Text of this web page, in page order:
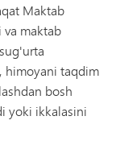
Maktab
maktab
himoyani taqdim
bosh
yoki ikkalasini